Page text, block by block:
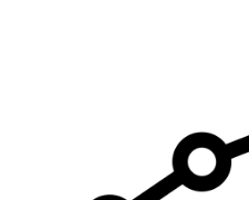
Como
venda
passo)